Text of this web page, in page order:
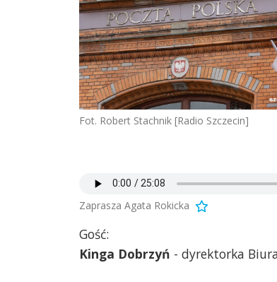
Fot. Robert Stachnik [Radio Szczecin]
Zaprasza Agata Rokicka
Gość:
Kinga Dobrzyń - dyrektorka